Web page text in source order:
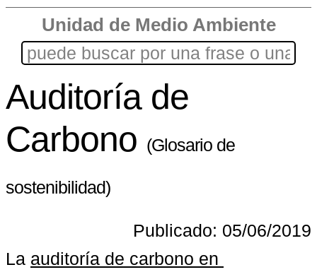
Unidad de Medio Ambiente
Auditoría de
Carbono (Glosario de
sostenibilidad)
Publicado: 05/06/2019
La auditoría de carbono en